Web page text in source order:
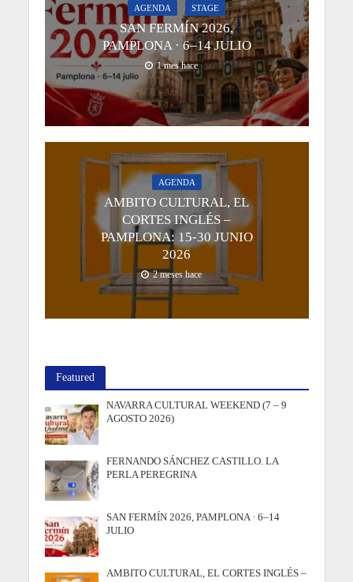
AGENDA STAGE
SAN FERMÍN 2026,
PAMPLONA · 6–14 JULIO
1 mes hace
AGENDA
AMBITO CULTURAL, EL
CORTES INGLÉS –
PAMPLONA: 15-30 JUNIO
2026
2 meses hace
Featured
NAVARRA CULTURAL WEEKEND (7 – 9
AGOSTO 2026)
FERNANDO SÁNCHEZ CASTILLO. LA
PERLA PEREGRINA
SAN FERMÍN 2026, PAMPLONA · 6–14
JULIO
AMBITO CULTURAL, EL CORTES INGLÉS –